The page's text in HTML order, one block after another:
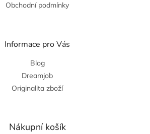
Obchodní podmínky
Informace pro Vás
Blog
Dreamjob
Originalita zboží
Nákupní košík